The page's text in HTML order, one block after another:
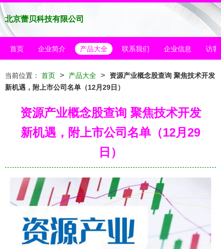
北京蕾贝科技有限公司
首页 企业简介 产品大全 联系我们 企业信息 访客
当前位置： 首页 > 产品大全 > 资源产业概念股查询 聚焦技术开发
新机遇，附上市公司名单（12月29日）
资源产业概念股查询 聚焦技术开发
新机遇，附上市公司名单（12月29
日）